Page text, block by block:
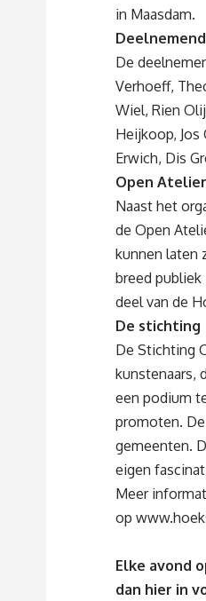
in Maasdam.
De
Verhoeff,
Wiel, Rien
Heijkoop,
Erwich, Dis
Open
Naast het
de Open
kunnen laten
breed
deel van de
De stichting
De Stichting
kunstenaars,
een podium
promoten.
gemeenten.
eigen
Meer
op
Elke avond
dan hier in